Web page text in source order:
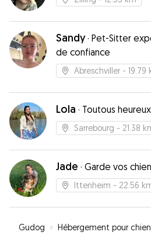
Sandy· Pet-Sitter
de confiance
Abreschviller - 19.79
Lola · Toutous
Sarrebourg - 21.38
Jade · Garde vos
Ittenheim - 22.56
Gudog » Hébergement pour